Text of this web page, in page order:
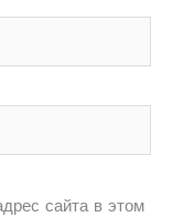
сайта в этом